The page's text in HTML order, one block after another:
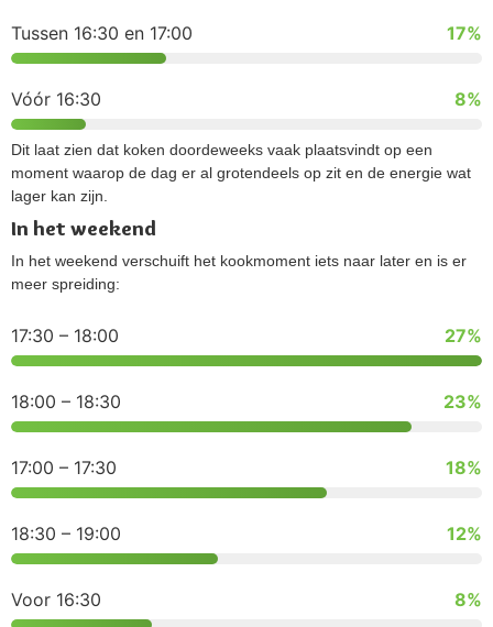
Tussen 16:30 en 17:00 17%
Vóór 16:30 8%
Dit laat zien dat koken doordeweeks vaak plaatsvindt op een
moment waarop de dag er al grotendeels op zit en de energie wat
lager kan zijn.
In het weekend
In het weekend verschuift het kookmoment iets naar later en is er
meer spreiding:
17:30 – 18:00 27%
18:00 – 18:30 23%
17:00 – 17:30 18%
18:30 – 19:00 12%
Voor 16:30 8%